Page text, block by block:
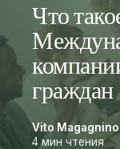
Что
граждан
Vito Magagnino
4 мин чтения